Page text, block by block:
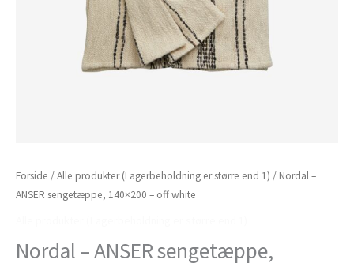
Forside /Alle produkter (Lagerbeholdning er større end 1) / Nordal –
ANSER sengetæppe, 140×200 – off white
Nordal – ANSER sengetæppe,